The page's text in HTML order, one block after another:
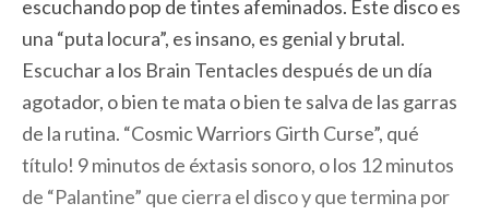
escuchando pop de tintes afeminados. Este disco es
una “puta locura”, es insano, es genial y brutal.
Escuchar a los Brain Tentacles después de un día
agotador, o bien te mata o bien te salva de las garras
de la rutina. “Cosmic Warriors Girth Curse”, qué
título! 9 minutos de éxtasis sonoro, o los 12 minutos
de “Palantine” que cierra el disco y que termina por